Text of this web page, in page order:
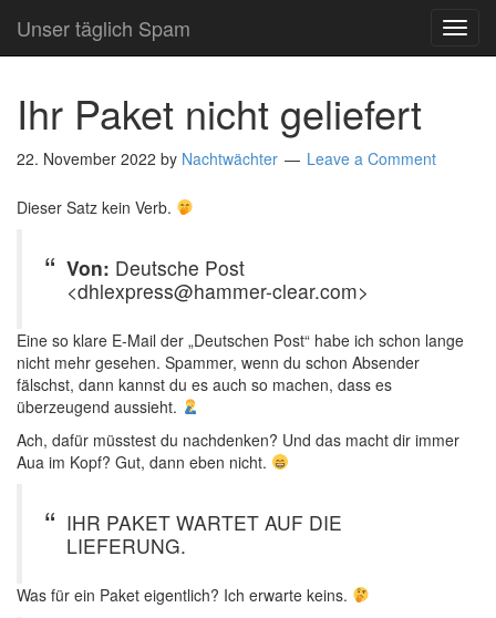
Unser täglich Spam
Ihr Paket nicht geliefert
22. November 2022 by Nachtwächter Leave a Comment
Dieser Satz kein Verb.
Von: Deutsche Post
<dhlexpress@hammer-clear.com>
Eine so klare E-Mail der „Deutschen Post“ habe ich schon lange
nicht mehr gesehen. Spammer, wenn du schon Absender
fälschst, dann kannst du es auch so machen, dass es
überzeugend aussieht.
Ach, dafür müsstest du nachdenken? Und das macht dir immer
Aua im Kopf? Gut, dann eben nicht.
IHR PAKET WARTET AUF DIE
LIEFERUNG.
Was für ein Paket eigentlich? Ich erwarte keins.